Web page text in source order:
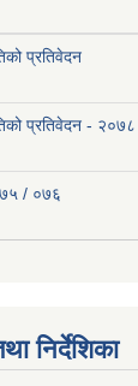
प्रतिवेदन
प्रतिवेदन - २०७८
/ ०७६
निर्देशिका